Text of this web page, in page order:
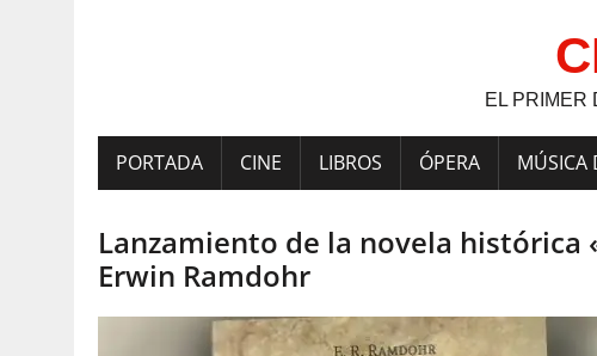
EL PRIMER
PORTADA CINE LIBROS ÓPERA MÚSICA
Lanzamiento de la novela histórica
Erwin Ramdohr